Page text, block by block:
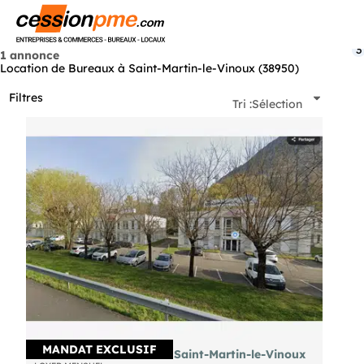
1 annonce
Location de Bureaux à Saint-Martin-le-Vinoux (38950)
Filtres
3
Tri :Sélection
MANDAT EXCLUSIF
A louer local 188m² ZAC Saint-Martin-le-Vinoux